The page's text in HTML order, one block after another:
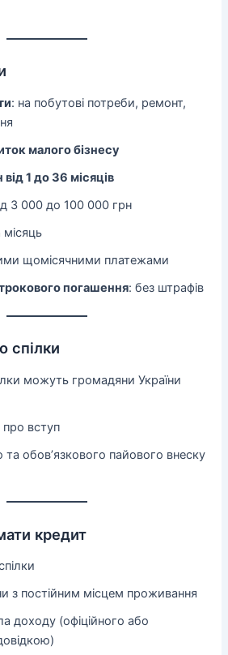
: на побутові потреби, ремонт,
малого бізнесу
1 до 36 місяців
3 000 до 100 000 грн
місяць
щомісячними платежами
погашення: без штрафів
спілки
можуть громадяни України
про вступ
та обов’язкового пайового внеску
кредит
з постійним місцем проживання
доходу (офіційного або